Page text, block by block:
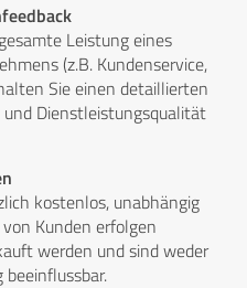
Leistung eines
(z.B. Kundenservice,
Sie einen detaillierten
und Dienstleistungsqualität
kostenlos, unabhängig
Kunden erfolgen
werden und sind weder